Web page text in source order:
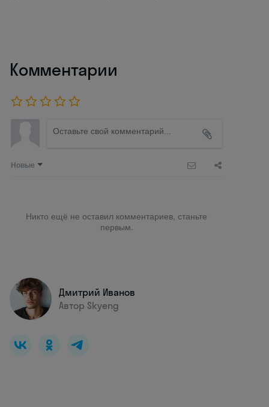
Комментарии
Новые
Никто ещё не оставил комментариев, станьте
первым.
Дмитрий Иванов
Автор Skyeng